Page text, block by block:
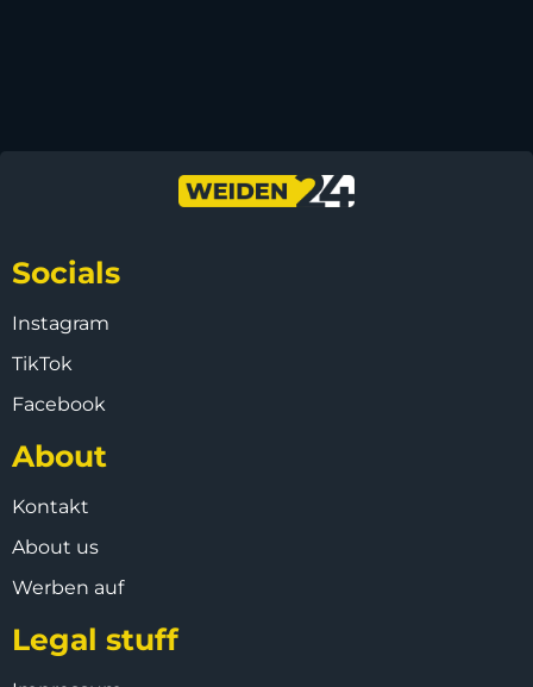
Socials
Instagram
TikTok
Facebook
About
Kontakt
About us
Werben auf
Legal stuff